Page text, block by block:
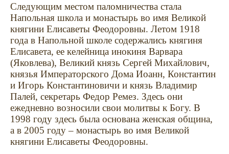
Следующим местом паломничества стала
Напольная школа и монастырь во имя Великой
княгини Елисаветы Феодоровны. Летом 1918
года в Напольной школе содержались княгиня
Елисавета, ее келейница инокиня Варвара
(Яковлева), Великий князь Сергей Михайлович,
князья Императорского Дома Иоанн, Константин
и Игорь Константиновичи и князь Владимир
Палей, секретарь Федор Ремез. Здесь они
ежедневно возносили свои молитвы к Богу. В
1998 году здесь была основана женская община,
а в 2005 году – монастырь во имя Великой
княгини Елисаветы Феодоровны.